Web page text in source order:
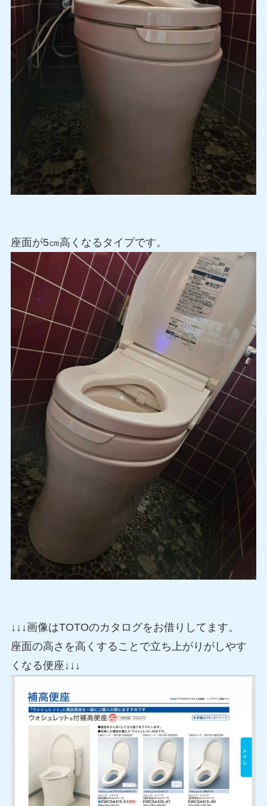
座面が5㎝高くなるタイプです。
↓↓↓画像はTOTOのカタログをお借りしてます。
座面の高さを高くすることで立ち上がりがしやす
くなる便座↓↓↓